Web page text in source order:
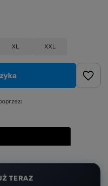
XL XXL
TERAZ